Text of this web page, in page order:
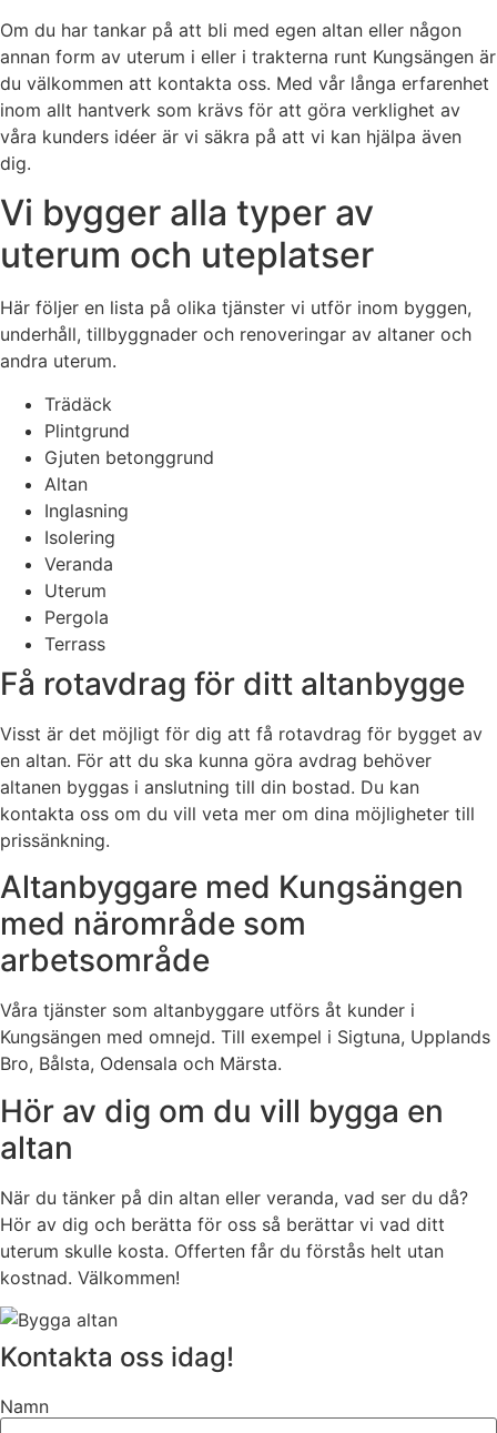
Om du har tankar på att bli med egen altan eller någon
annan form av uterum i eller i trakterna runt Kungsängen är
du välkommen att kontakta oss. Med vår långa erfarenhet
inom allt hantverk som krävs för att göra verklighet av
våra kunders idéer är vi säkra på att vi kan hjälpa även
dig.
Vi bygger alla typer av
uterum och uteplatser
Här följer en lista på olika tjänster vi utför inom byggen,
underhåll, tillbyggnader och renoveringar av altaner och
andra uterum.
Trädäck
Plintgrund
Gjuten betonggrund
Altan
Inglasning
Isolering
Veranda
Uterum
Pergola
Terrass
Få rotavdrag för ditt altanbygge
Visst är det möjligt för dig att få rotavdrag för bygget av
en altan. För att du ska kunna göra avdrag behöver
altanen byggas i anslutning till din bostad. Du kan
kontakta oss om du vill veta mer om dina möjligheter till
prissänkning.
Altanbyggare med Kungsängen
med närområde som
arbetsområde
Våra tjänster som altanbyggare utförs åt kunder i
Kungsängen med omnejd. Till exempel i Sigtuna, Upplands
Bro, Bålsta, Odensala och Märsta.
Hör av dig om du vill bygga en
altan
När du tänker på din altan eller veranda, vad ser du då?
Hör av dig och berätta för oss så berättar vi vad ditt
uterum skulle kosta. Offerten får du förstås helt utan
kostnad. Välkommen!
Kontakta oss idag!
Namn